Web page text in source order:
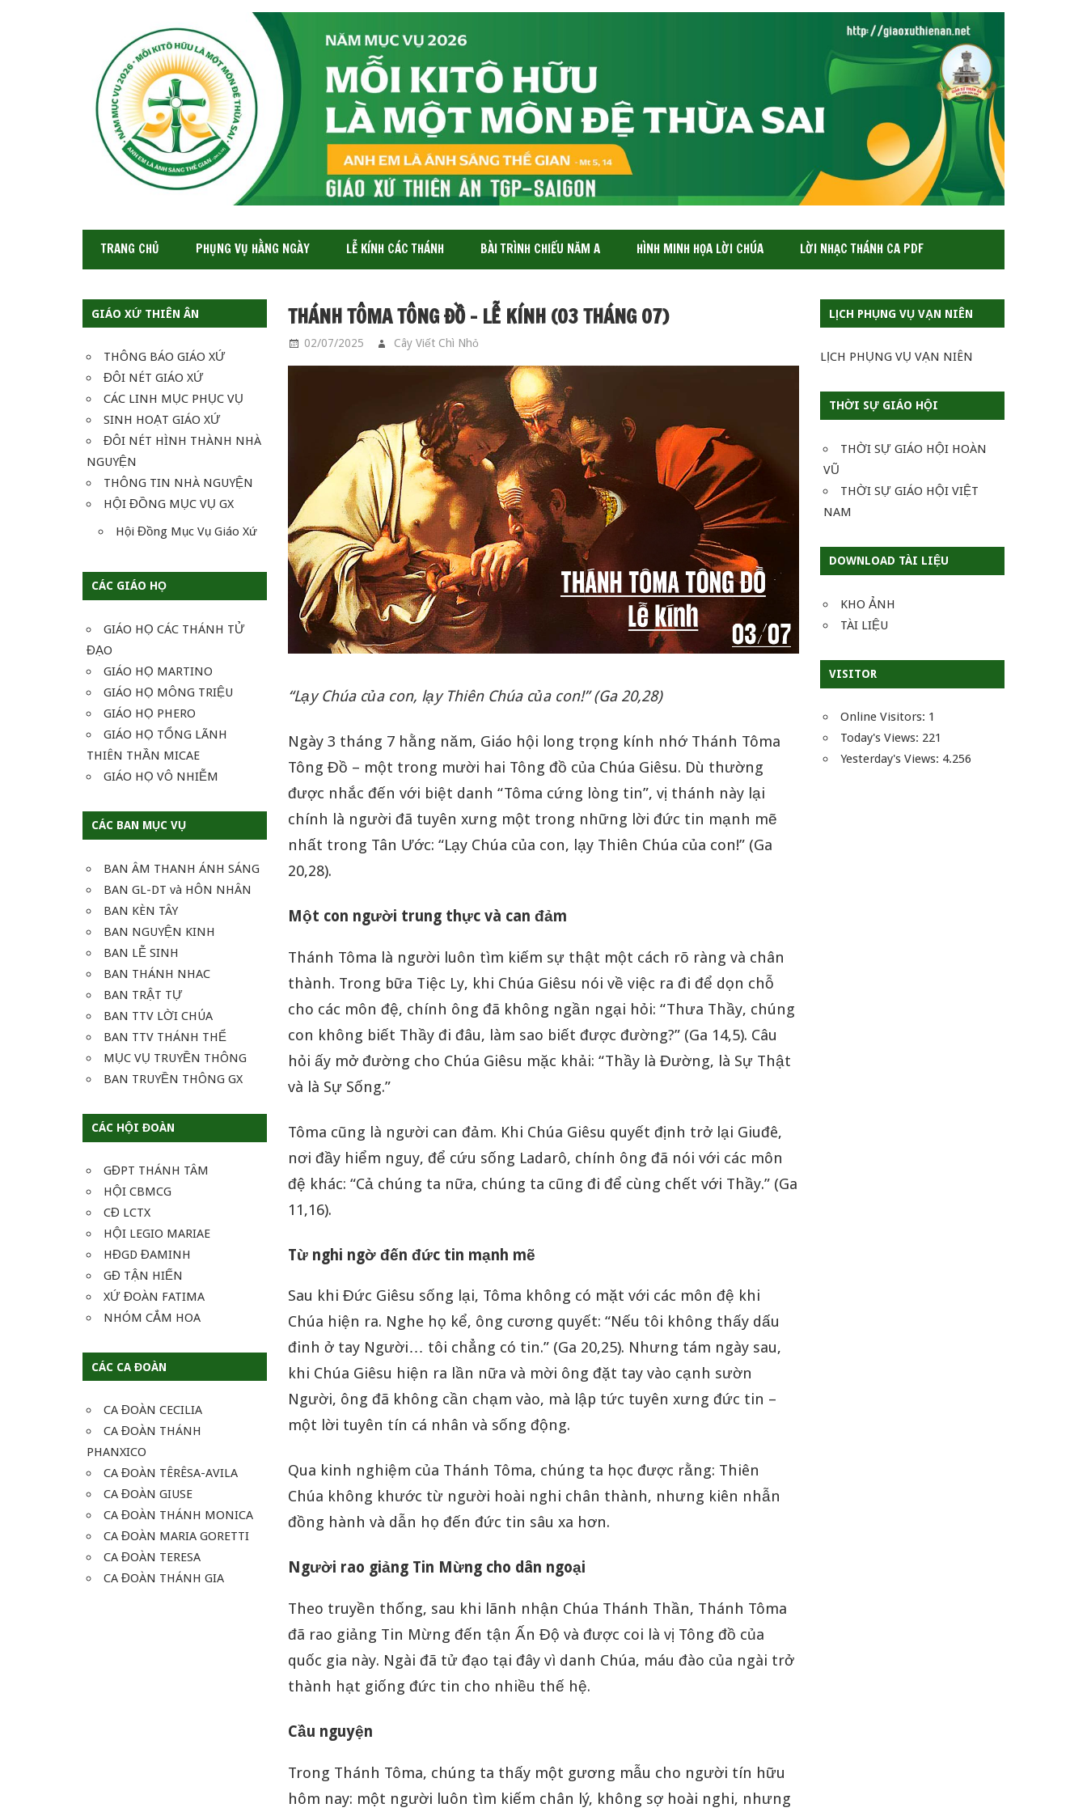
XỨ
THIÊN
ÂN-
SAIGON
TRANG CHỦ PHỤNG VỤ HẰNG NGÀY LỄ KÍNH CÁC THÁNH BÀI TRÌNH CHIẾU NĂM A HÌNH MINH HỌA LỜI CHÚA LỜI NHẠC THÁNH CA PDF
GIÁO XỨ THIÊN ÂN
THÔNG BÁO GIÁO XỨ
ĐÔI NÉT GIÁO XỨ
CÁC LINH MỤC PHỤC VỤ
SINH HOẠT GIÁO XỨ
ĐÔI NÉT HÌNH THÀNH NHÀ
NGUYỆN
THÔNG TIN NHÀ NGUYỆN
HỘI ĐỒNG MỤC VỤ GX
Hội Đồng Mục Vụ Giáo Xứ
CÁC GIÁO HỌ
GIÁO HỌ CÁC THÁNH TỬ
ĐẠO
GIÁO HỌ MARTINO
GIÁO HỌ MÔNG TRIỆU
GIÁO HỌ PHERO
GIÁO HỌ TỔNG LÃNH
THIÊN THẦN MICAE
GIÁO HỌ VÔ NHIỄM
CÁC BAN MỤC VỤ
BAN ÂM THANH ÁNH SÁNG
BAN GL-DT và HÔN NHÂN
BAN KÈN TÂY
BAN NGUYỆN KINH
BAN LỄ SINH
BAN THÁNH NHAC
BAN TRẬT TỰ
BAN TTV LỜI CHÚA
BAN TTV THÁNH THỂ
MỤC VỤ TRUYỀN THÔNG
BAN TRUYỀN THÔNG GX
CÁC HỘI ĐOÀN
GĐPT THÁNH TÂM
HỘI CBMCG
CĐ LCTX
HỘI LEGIO MARIAE
HĐGD ĐAMINH
GĐ TẬN HIẾN
XỨ ĐOÀN FATIMA
NHÓM CẮM HOA
CÁC CA ĐOÀN
CA ĐOÀN CECILIA
CA ĐOÀN THÁNH
PHANXICO
CA ĐOÀN TÊRÊSA-AVILA
CA ĐOÀN GIUSE
CA ĐOÀN THÁNH MONICA
CA ĐOÀN MARIA GORETTI
CA ĐOÀN TERESA
CA ĐOÀN THÁNH GIA
THÁNH TÔMA TÔNG ĐỒ – LỄ KÍNH (03 THÁNG 07)
02/07/2025 Cây Viết Chì Nhỏ
“Lạy Chúa của con, lạy Thiên Chúa của con!” (Ga 20,28)
Ngày 3 tháng 7 hằng năm, Giáo hội long trọng kính nhớ Thánh Tôma
Tông Đồ – một trong mười hai Tông đồ của Chúa Giêsu. Dù thường
được nhắc đến với biệt danh “Tôma cứng lòng tin”, vị thánh này lại
chính là người đã tuyên xưng một trong những lời đức tin mạnh mẽ
nhất trong Tân Ước: “Lạy Chúa của con, lạy Thiên Chúa của con!” (Ga
20,28).
Một con người trung thực và can đảm
Thánh Tôma là người luôn tìm kiếm sự thật một cách rõ ràng và chân
thành. Trong bữa Tiệc Ly, khi Chúa Giêsu nói về việc ra đi để dọn chỗ
cho các môn đệ, chính ông đã không ngần ngại hỏi: “Thưa Thầy, chúng
con không biết Thầy đi đâu, làm sao biết được đường?” (Ga 14,5). Câu
hỏi ấy mở đường cho Chúa Giêsu mặc khải: “Thầy là Đường, là Sự Thật
và là Sự Sống.”
Tôma cũng là người can đảm. Khi Chúa Giêsu quyết định trở lại Giuđê,
nơi đầy hiểm nguy, để cứu sống Ladarô, chính ông đã nói với các môn
đệ khác: “Cả chúng ta nữa, chúng ta cũng đi để cùng chết với Thầy.” (Ga
11,16).
Từ nghi ngờ đến đức tin mạnh mẽ
Sau khi Đức Giêsu sống lại, Tôma không có mặt với các môn đệ khi
Chúa hiện ra. Nghe họ kể, ông cương quyết: “Nếu tôi không thấy dấu
đinh ở tay Người… tôi chẳng có tin.” (Ga 20,25). Nhưng tám ngày sau,
khi Chúa Giêsu hiện ra lần nữa và mời ông đặt tay vào cạnh sườn
Người, ông đã không cần chạm vào, mà lập tức tuyên xưng đức tin –
một lời tuyên tín cá nhân và sống động.
Qua kinh nghiệm của Thánh Tôma, chúng ta học được rằng: Thiên
Chúa không khước từ người hoài nghi chân thành, nhưng kiên nhẫn
đồng hành và dẫn họ đến đức tin sâu xa hơn.
Người rao giảng Tin Mừng cho dân ngoại
Theo truyền thống, sau khi lãnh nhận Chúa Thánh Thần, Thánh Tôma
đã rao giảng Tin Mừng đến tận Ấn Độ và được coi là vị Tông đồ của
quốc gia này. Ngài đã tử đạo tại đây vì danh Chúa, máu đào của ngài trở
thành hạt giống đức tin cho nhiều thế hệ.
Cầu nguyện
Trong Thánh Tôma, chúng ta thấy một gương mẫu cho người tín hữu
hôm nay: một người luôn tìm kiếm chân lý, không sợ hoài nghi, nhưng
LỊCH PHỤNG VỤ VẠN NIÊN
LỊCH PHỤNG VỤ VẠN NIÊN
THỜI SỰ GIÁO HỘI
THỜI SỰ GIÁO HỘI HOÀN
VŨ
THỜI SỰ GIÁO HỘI VIỆT
NAM
DOWNLOAD TÀI LIỆU
KHO ẢNH
TÀI LIỆU
VISITOR
Online Visitors: 1
Today's Views: 221
Yesterday's Views: 4.256